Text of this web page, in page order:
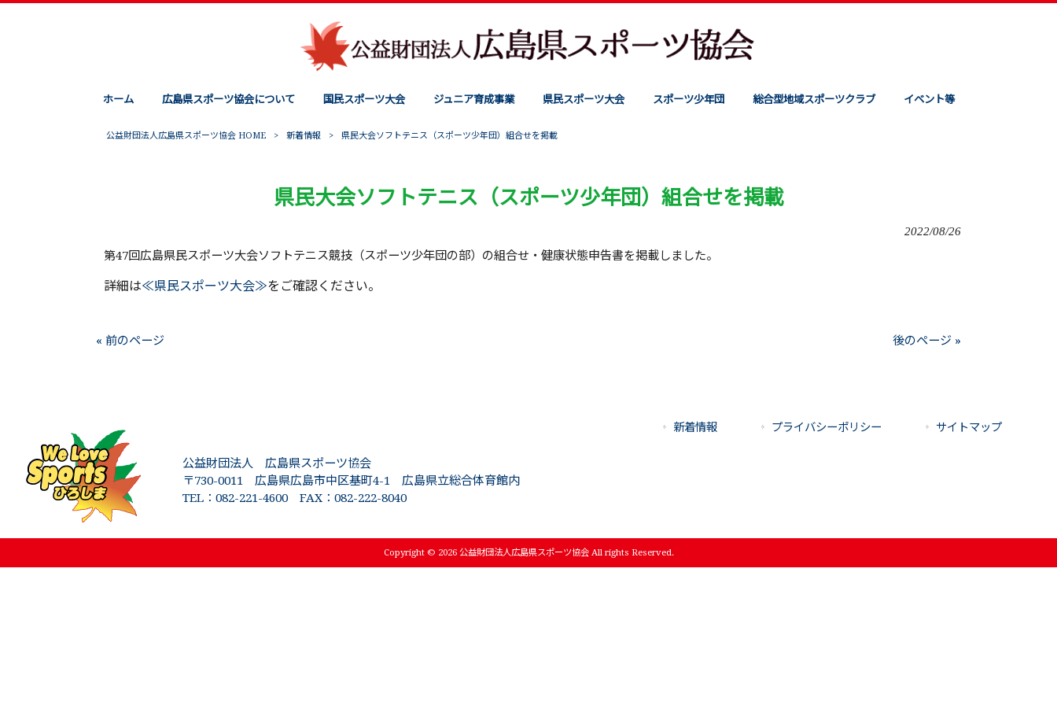
ホーム 広島県スポーツ協会について 国民スポーツ大会 ジュニア育成事業 県民スポーツ大会 スポーツ少年団 総合型地域スポーツクラブ イベント等
公益財団法人広島県スポーツ協会 HOME > 新着情報 > 県民大会ソフトテニス（スポーツ少年団）組合せを掲載
県民大会ソフトテニス（スポーツ少年団）組合せを掲載
2022/08/26
第47回広島県民スポーツ大会ソフトテニス競技（スポーツ少年団の部）の組合せ・健康状態申告書を掲載しました。
詳細は≪県民スポーツ大会≫をご確認ください。
« 前のページ 後のページ »
新着情報 プライバシーポリシー サイトマップ
公益財団法人 広島県スポーツ協会
〒730-0011 広島県広島市中区基町4-1 広島県立総合体育館内
TEL：082-221-4600 FAX：082-222-8040
Copyright © 2026 公益財団法人広島県スポーツ協会 All rights Reserved.